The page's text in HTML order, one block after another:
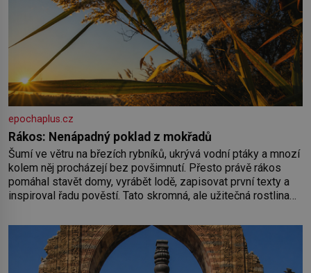
epochaplus.cz
Rákos: Nenápadný poklad z mokřadů
Šumí ve větru na březích rybníků, ukrývá vodní ptáky a mnozí
kolem něj procházejí bez povšimnutí. Přesto právě rákos
pomáhal stavět domy, vyrábět lodě, zapisovat první texty a
inspiroval řadu pověstí. Tato skromná, ale užitečná rostlina
obyčejnou kulisu letního koupání. Stačí se však podívat